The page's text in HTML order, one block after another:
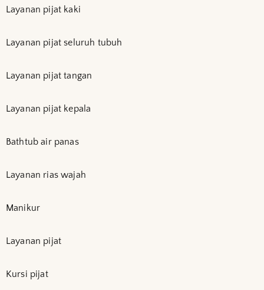
Layanan pijat kaki
Layanan pijat seluruh tubuh
Layanan pijat tangan
Layanan pijat kepala
Bathtub air panas
Layanan rias wajah
Manikur
Layanan pijat
Kursi pijat